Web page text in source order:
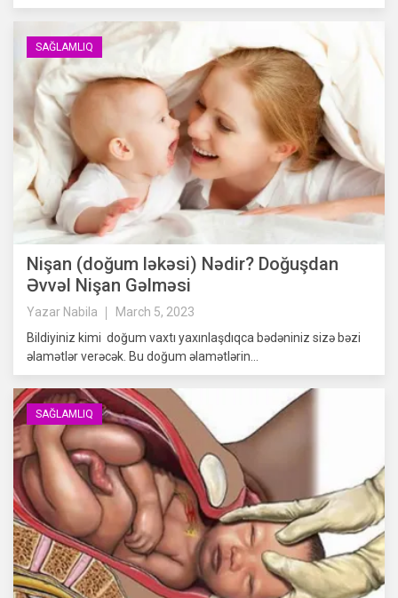
SAĞLAMLIQ
Nişan (doğum ləkəsi) Nədir? Doğuşdan
Əvvəl Nişan Gəlməsi
Yazar Nabila
March 5, 2023
Bildiyiniz kimi doğum vaxtı yaxınlaşdıqca bədəniniz sizə bəzi
əlamətlər verəcək. Bu doğum əlamətlərin...
SAĞLAMLIQ